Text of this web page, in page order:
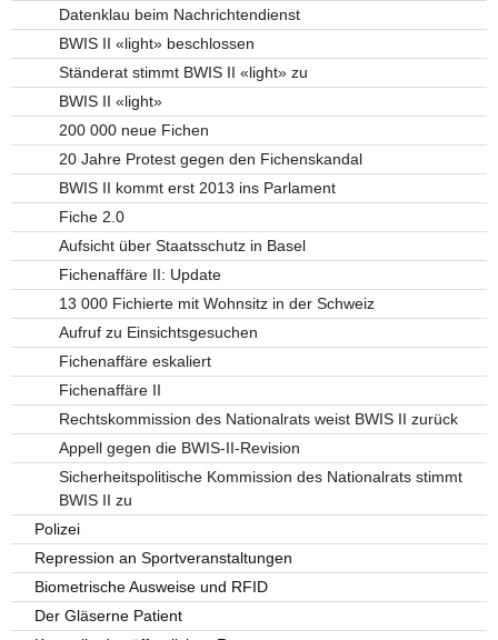
Datenklau beim Nachrichtendienst
BWIS II «light» beschlossen
Ständerat stimmt BWIS II «light» zu
BWIS II «light»
200 000 neue Fichen
20 Jahre Protest gegen den Fichenskandal
BWIS II kommt erst 2013 ins Parlament
Fiche 2.0
Aufsicht über Staatsschutz in Basel
Fichenaffäre II: Update
13 000 Fichierte mit Wohnsitz in der Schweiz
Aufruf zu Einsichtsgesuchen
Fichenaffäre eskaliert
Fichenaffäre II
Rechtskommission des Nationalrats weist BWIS II zurück
Appell gegen die BWIS-II-Revision
Sicherheitspolitische Kommission des Nationalrats stimmt
BWIS II zu
Polizei
Repression an Sportveranstaltungen
Biometrische Ausweise und RFID
Der Gläserne Patient